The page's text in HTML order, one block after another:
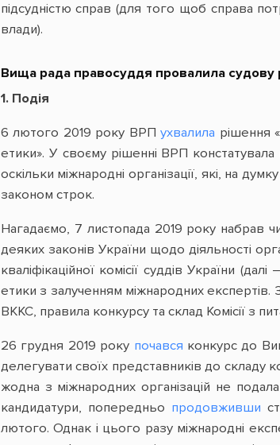
підсудністю справ (для того щоб справа
влади).
Вища рада правосуддя провалила
1. Подія
6 лютого 2019 року ВРПухвалила рішення
етики». У своєму рішенні ВРП
оскільки міжнародні організації, які, на
законом строк.
Нагадаємо, 7 листопада 2019 року набрав
деяких законів України щодо діяльності
кваліфікаційної комісії суддів України
етики з залученням міжнародних
ВККС, правила конкурсу та склад Комісії з
26 грудня 2019 року почався конкурс до
делегувати своїх представників до складу
жодна з міжнародних організацій не
кандидатури, попередньо продовживши
лютого. Однак і цього разу міжнародні